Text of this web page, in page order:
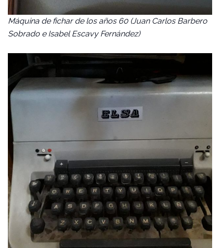
Máquina de fichar de los años 60 (Juan Carlos Barbero
Sobrado e Isabel Escavy Fernández)